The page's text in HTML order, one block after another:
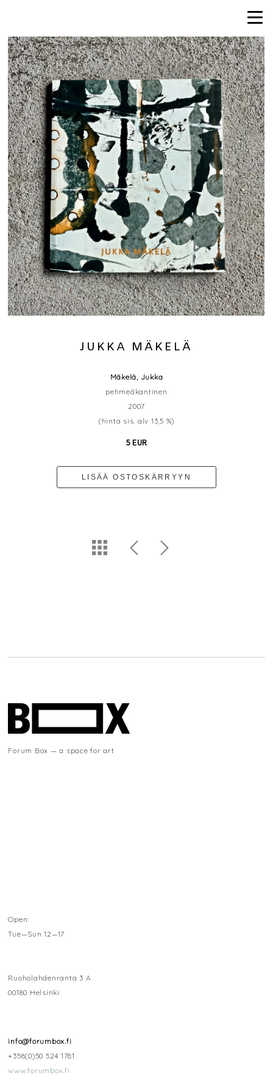
JUKKA MÄKELÄ
Mäkelä, Jukka
pehmeäkantinen
2007
(hinta sis. alv 13,5 %)
5 EUR
LISÄÄ OSTOSKÄRRYYN
Forum Box — a space for art
Open:
Tue—Sun 12—17
Ruoholahdenranta 3 A
00180 Helsinki
info@forumbox.fi
+358(0)50 524 1781
www.forumbox.fi